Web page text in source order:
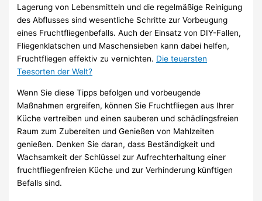
Lagerung von Lebensmitteln und die regelmäßige Reinigung
des Abflusses sind wesentliche Schritte zur Vorbeugung
eines Fruchtfliegenbefalls. Auch der Einsatz von DIY-Fallen,
Fliegenklatschen und Maschensieben kann dabei helfen,
Fruchtfliegen effektiv zu vernichten. Die teuersten
Teesorten der Welt?
Wenn Sie diese Tipps befolgen und vorbeugende
Maßnahmen ergreifen, können Sie Fruchtfliegen aus Ihrer
Küche vertreiben und einen sauberen und schädlingsfreien
Raum zum Zubereiten und Genießen von Mahlzeiten
genießen. Denken Sie daran, dass Beständigkeit und
Wachsamkeit der Schlüssel zur Aufrechterhaltung einer
fruchtfliegenfreien Küche und zur Verhinderung künftigen
Befalls sind.